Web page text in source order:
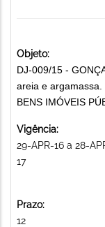
Objeto:
DJ-009/15 -
areia e argamassa.
BENS IMÓVEIS
Vigência:
29-APR-16 a 28-
17
Prazo:
12